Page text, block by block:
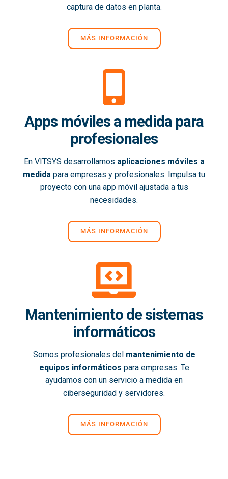
captura de datos en planta.
MÁS INFORMACIÓN
Apps móviles a medida para
profesionales
En VITSYS desarrollamos aplicaciones móviles a
medida para empresas y profesionales. Impulsa tu
proyecto con una app móvil ajustada a tus
necesidades.
MÁS INFORMACIÓN
Mantenimiento de sistemas
informáticos
Somos profesionales del mantenimiento de
equipos informáticos para empresas. Te
ayudamos con un servicio a medida en
ciberseguridad y servidores.
MÁS INFORMACIÓN